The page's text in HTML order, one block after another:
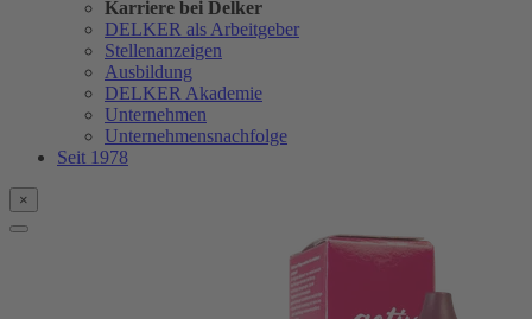
Karriere bei Delker
DELKER als Arbeitgeber
Stellenanzeigen
Ausbildung
DELKER Akademie
Unternehmen
Unternehmensnachfolge
Seit 1978
×